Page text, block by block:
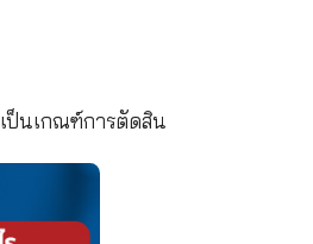
นผู้ประกันตน
ตน หรือเมื่อเป็นผู้ทุพพลภาพ